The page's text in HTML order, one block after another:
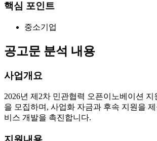
핵심 포인트
중소기업
공고문 분석 내용
사업개요
2026년 제2차 민관협력 오픈이노베이션
을 모집하며, 사업화 자금과 후속 지원을
비스 개발을 촉진합니다.